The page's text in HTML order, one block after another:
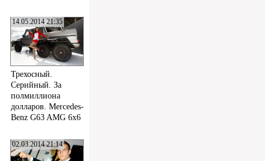
14.05.2014 21:35
Трехосный.
Серийный. За
полмиллиона
долларов. Mercedes-
Benz G63 AMG 6x6
02.03.2014 21:14